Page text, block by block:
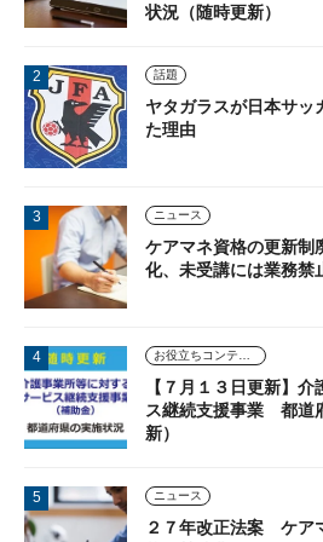
状況（随時更新）
話題
ヤタガラスが日本サッ
た理由
ニュース
ケアマネ資格の更新
化、未受講には業務禁
【７月１３日更新】
ス継続支援事業 都道
新）
ニュース
２７年改正法案 ケア